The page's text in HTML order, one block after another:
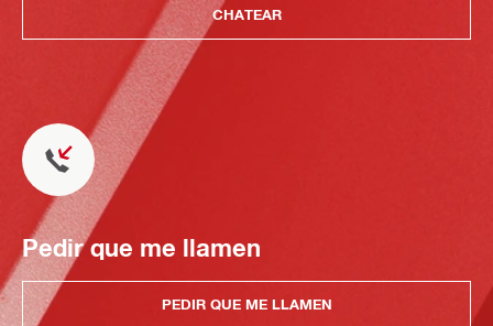
CHATEAR
Pedir que me llamen
PEDIR QUE ME LLAMEN